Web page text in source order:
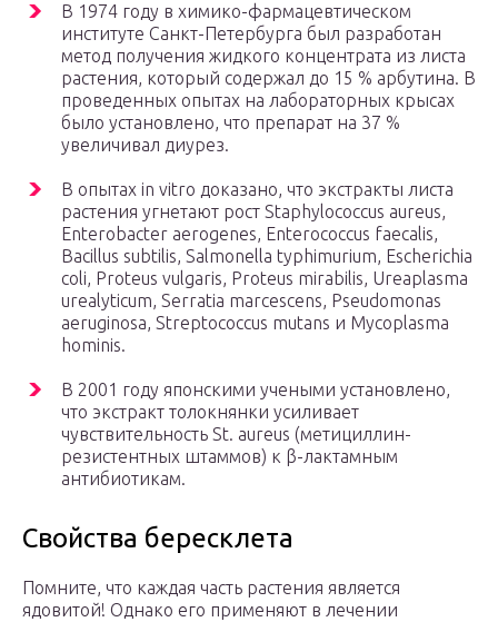
В 1974 году в химико-фармацевтическом
институте Санкт-Петербурга был разработан
метод получения жидкого концентрата из листа
растения, который содержал до 15 % арбутина. В
проведенных опытах на лабораторных крысах
было установлено, что препарат на 37 %
увеличивал диурез.
В опытах in vitro доказано, что экстракты листа
растения угнетают рост Staphylococcus aureus,
Enterobacter aerogenes, Enterococcus faecalis,
Bacillus subtilis, Salmonella typhimurium, Escherichia
coli, Proteus vulgaris, Proteus mirabilis, Ureaplasma
urealyticum, Serratia marcescens, Pseudomonas
aeruginosa, Streptococcus mutans и Mycoplasma
hominis.
В 2001 году японскими учеными установлено,
что экстракт толокнянки усиливает
чувствительность St. aureus (метициллин-
резистентных штаммов) к β-лактамным
антибиотикам.
Свойства бересклета
Помните, что каждая часть растения является
ядовитой! Однако его применяют в лечении